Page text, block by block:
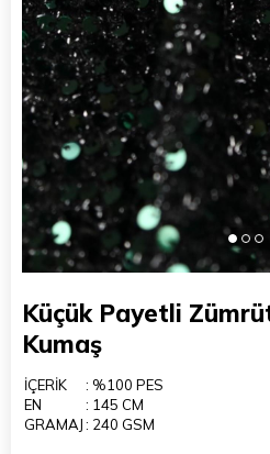
Küçük Payetli
Kumaş
İÇERİK
: %100 PES
EN
: 145 CM
GRAMAJ: 240 GSM